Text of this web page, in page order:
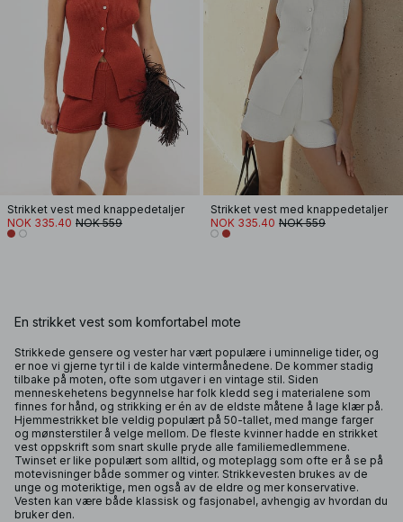
Strikket vest med knappedetaljer
NOK 335.40 NOK 559
Strikket vest med knappedetaljer
NOK 335.40 NOK 559
En strikket vest som komfortabel mote
Strikkede gensere og vester har vært populære i uminnelige tider, og
er noe vi gjerne tyr til i de kalde vintermånedene. De kommer stadig
tilbake på moten, ofte som utgaver i en vintage stil. Siden
menneskehetens begynnelse har folk kledd seg i materialene som
finnes for hånd, og strikking er én av de eldste måtene å lage klær på.
Hjemmestrikket ble veldig populært på 50-tallet, med mange farger
og mønsterstiler å velge mellom. De fleste kvinner hadde en strikket
vest oppskrift som snart skulle pryde alle familiemedlemmene.
Twinset er like populært som alltid, og moteplagg som ofte er å se på
motevisninger både sommer og vinter. Strikkevesten brukes av de
unge og moteriktige, men også av de eldre og mer konservative.
Vesten kan være både klassisk og fasjonabel, avhengig av hvordan du
bruker den.